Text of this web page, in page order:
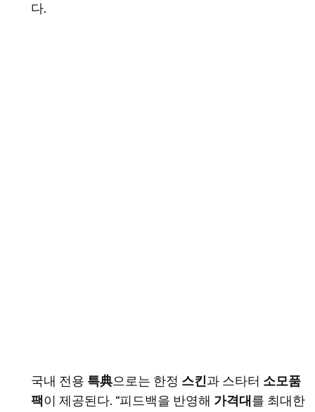
다.
국내 전용 특典으로는 한정 스킨과 스타터 소모품
팩이 제공된다. “피드백을 반영해 가격대 를 최대한